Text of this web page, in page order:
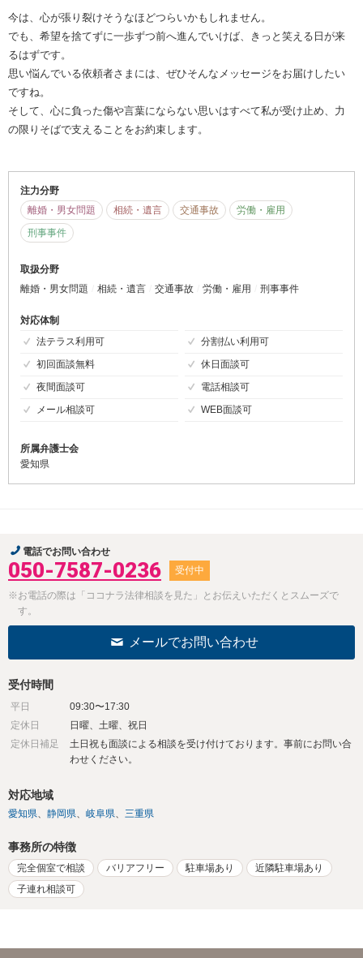
今は、心が張り裂けそうなほどつらいかもしれません。
でも、希望を捨てずに一歩ずつ前へ進んでいけば、きっと笑える日が来
るはずです。
思い悩んでいる依頼者さまには、ぜひそんなメッセージをお届けしたい
ですね。
そして、心に負った傷や言葉にならない思いはすべて私が受け止め、力
の限りそばで支えることをお約束します。
注力分野
離婚・男女問題
相続・遺言 交通事故
労働・雇用
刑事事件
取扱分野
離婚・男女問題
相続・遺言 交通事故 労働・雇用 刑事事件
対応体制
法テラス利用可
分割払い利用可
初回面談無料
休日面談可
夜間面談可
電話相談可
メール相談可
WEB面談可
所属弁護士会
愛知県
電話でお問い合わせ
050-7587-0236 受付中
※お電話の際は「ココナラ法律相談を見た」とお伝えいただくとスムーズで
す。
メールでお問い合わせ
受付時間
平日
09:30〜17:30
定休日
日曜、土曜、祝日
定休日補足
土日祝も面談による相談を受け付けております。事前にお問い合
わせください。
対応地域
愛知県 静岡県 岐阜県 三重県
事務所の特徴
完全個室で相談 バリアフリー 駐車場あり
近隣駐車場あり
子連れ相談可